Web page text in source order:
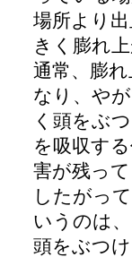
場所より
きく膨れ
通常、膨
なり、や
く頭をぶ
を吸収す
害が残っ
したがっ
いうのは
頭をぶつ